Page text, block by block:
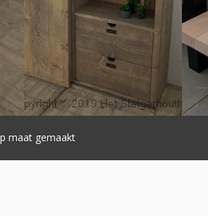
Snelle levering